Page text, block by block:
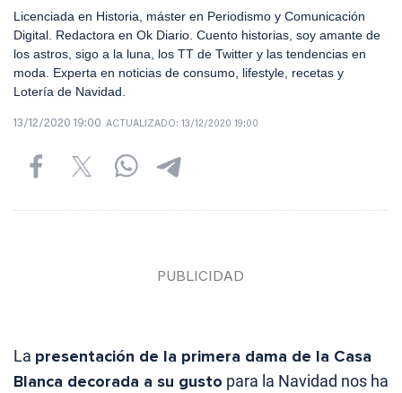
Licenciada en Historia, máster en Periodismo y Comunicación
Digital. Redactora en Ok Diario. Cuento historias, soy amante de
los astros, sigo a la luna, los TT de Twitter y las tendencias en
moda. Experta en noticias de consumo, lifestyle, recetas y
Lotería de Navidad.
13/12/2020 19:00 ACTUALIZADO: 13/12/2020 19:00
La presentación de la primera dama de la Casa
Blanca decorada a su gusto para la Navidad nos ha